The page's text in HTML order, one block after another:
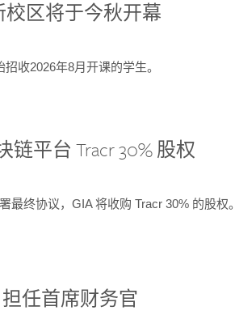
校区将于今秋开幕
收2026年8月开课的学生。
链平台 Tracr 30% 股权
最终协议，GIA 将收购 Tracr 30% 的股权。
担任首席财务官